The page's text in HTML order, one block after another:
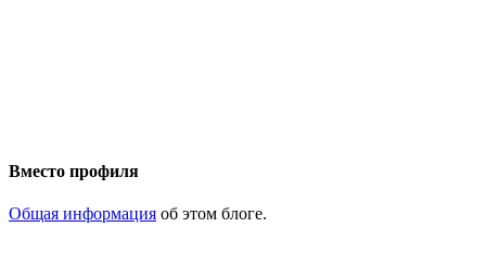
Вместо профиля
Общая информация об этом блоге.